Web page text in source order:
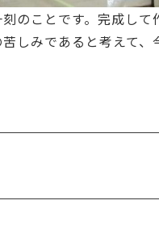
のことです。完成し
しみであると考えて、